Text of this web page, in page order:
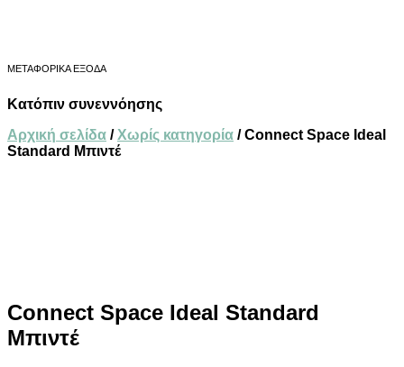
ΜΕΤΑΦΟΡΙΚΑ ΕΞΟΔΑ
Κατόπιν συνεννόησης
Αρχική σελίδα /Χωρίς κατηγορία / Connect Space Ideal
Standard Μπιντέ
Connect Space Ideal Standard
Μπιντέ